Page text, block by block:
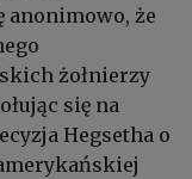
anonimowo, że
żołnierzy
się na
Hegsetha o